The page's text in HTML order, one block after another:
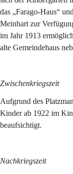
das „Farago-Haus“
Meinhart zur
im Jahr 1913
alte Gemeindehaus
Zwischenkriegszeit
Aufgrund des
Kinder ab 1922 im
beaufsichtigt.
Nachkriegszeit